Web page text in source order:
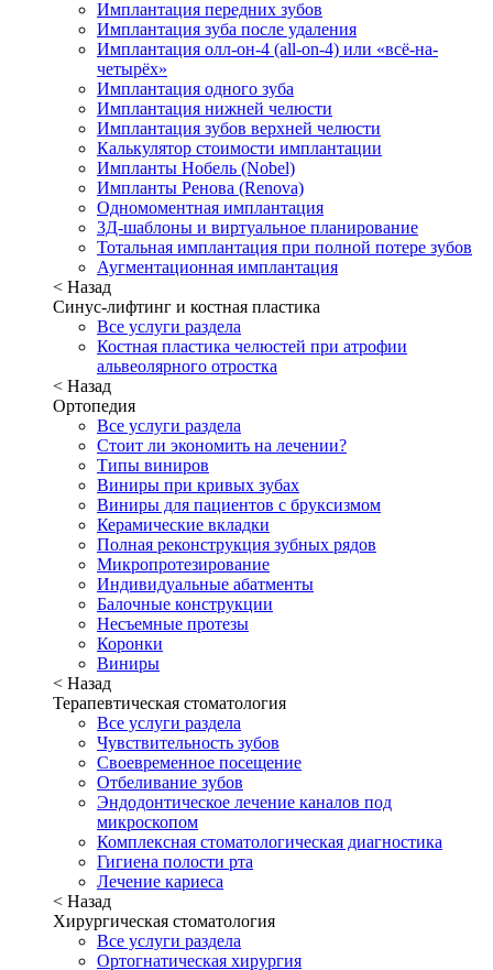
Имплантация передних зубов
Имплантация зуба после удаления
Имплантация олл-он-4 (all-on-4) или «всё-на-
четырёх»
Имплантация одного зуба
Имплантация нижней челюсти
Имплантация зубов верхней челюсти
Калькулятор стоимости имплантации
Импланты Нобель (Nobel)
Импланты Ренова (Renova)
Одномоментная имплантация
3Д-шаблоны и виртуальное планирование
Тотальная имплантация при полной потере зубов
Аугментационная имплантация
< Назад
Синус-лифтинг и костная пластика
Все услуги раздела
Костная пластика челюстей при атрофии
альвеолярного отростка
< Назад
Ортопедия
Все услуги раздела
Стоит ли экономить на лечении?
Типы виниров
Виниры при кривых зубах
Виниры для пациентов с бруксизмом
Керамические вкладки
Полная реконструкция зубных рядов
Микропротезирование
Индивидуальные абатменты
Балочные конструкции
Несъемные протезы
Коронки
Виниры
< Назад
Терапевтическая стоматология
Все услуги раздела
Чувствительность зубов
Своевременное посещение
Отбеливание зубов
Эндодонтическое лечение каналов под
микроскопом
Комплексная стоматологическая диагностика
Гигиена полости рта
Лечение кариеса
< Назад
Хирургическая стоматология
Все услуги раздела
Ортогнатическая хирургия